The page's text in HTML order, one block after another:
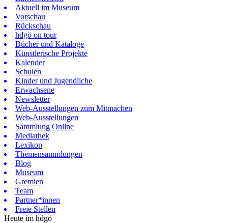
Aktuell im Museum
Vorschau
Rückschau
hdgö on tour
Bücher und Kataloge
Künstlerische Projekte
Kalender
Schulen
Kinder und Jugendliche
Erwachsene
Newsletter
Web-Ausstellungen zum Mitmachen
Web-Ausstellungen
Sammlung Online
Mediathek
Lexikon
Themensammlungen
Blog
Museum
Gremien
Team
Partner*innen
Freie Stellen
Heute im hdgö